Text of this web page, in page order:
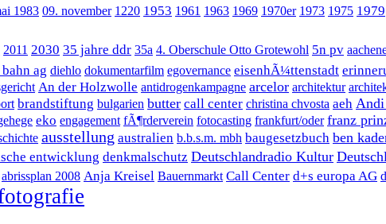
1983 09. november 1220 1953 1961 1963 1969 1970er 1973 1975 1979
2011 2030 35 jahre ddr 35a 4. Oberschule Otto Grotewohl 5n pv
ag diehlo dokumentarfilm egovernance eisenhÃ¼ttenstadt
An der Holzwolle antidrogenkampagne arcelor architektur
brandstiftung bulgarien butter call center christina chvosta aeh
eko engagement fÃ¶rderverein fotocasting frankfurt/oder franz
ausstellung australien b.b.s.m. mbh baugesetzbuch ben
entwicklung denkmalschutz Deutschlandradio Kultur
abrissplan 2008 Anja Kreisel Bauernmarkt Call Center d+s europa AG